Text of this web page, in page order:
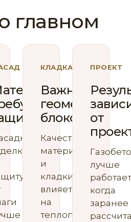
главном
КЛАДКА
Важна
геометрия
блоков
Качество
материала
и
кладки
влияет
на
теплопотери,
ПРОЕКТ
от
лучше
когда
заранее